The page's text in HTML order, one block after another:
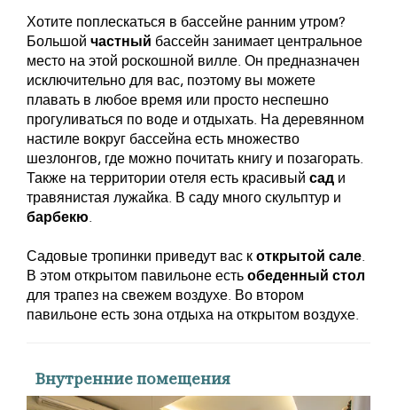
Хотите поплескаться в бассейне ранним утром?
Большой частный бассейн занимает центральное
место на этой роскошной вилле. Он предназначен
исключительно для вас, поэтому вы можете
плавать в любое время или просто неспешно
прогуливаться по воде и отдыхать. На деревянном
настиле вокруг бассейна есть множество
шезлонгов, где можно почитать книгу и позагорать.
Также на территории отеля есть красивый сад и
травянистая лужайка. В саду много скульптур и
барбекю.
Садовые тропинки приведут вас коткрытой сале.
В этом открытом павильоне естьобеденный стол
для трапез на свежем воздухе. Во втором
павильоне есть зона отдыха на открытом воздухе.
Внутренние помещения